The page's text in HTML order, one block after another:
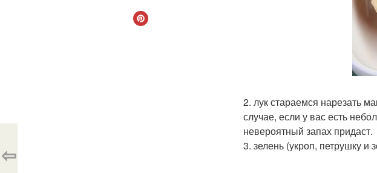
2. лук стараемся нарезать
случае, если у вас есть
невероятный запах придаст.
3. зелень (укроп, петрушку
⇦